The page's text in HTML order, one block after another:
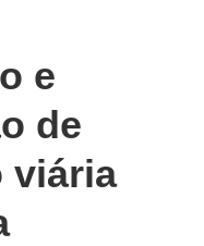
e
de
viária